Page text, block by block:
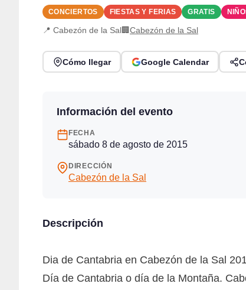
CONCIERTOS FIESTAS Y FERIAS GRATIS
📍 Cabezón de la Sal🏢Cabezón de la Sal
Cómo llegar Google Calendar
Información del evento
FECHA
sábado 8 de agosto de 2015
DIRECCIÓN
Cabezón de la Sal
Descripción
Dia de Cantabria en Cabezón de la Sal
Día de Cantabria o día de la Montaña.